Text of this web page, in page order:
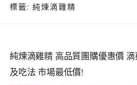
標籤: 純煉滴雞精
純煉滴雞精 高品質團購優惠價
及吃法 市場最低價!